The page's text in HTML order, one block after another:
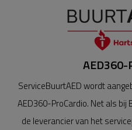
ServiceBuurtAED wordt
AED360-ProCardio. Net als bij
de leverancier van het